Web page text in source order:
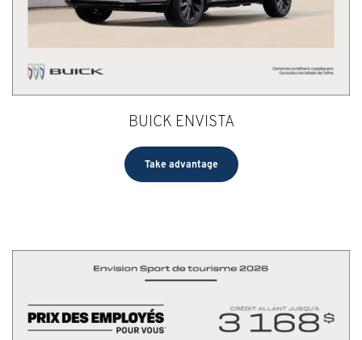
BUICK ENVISTA
Take advantage